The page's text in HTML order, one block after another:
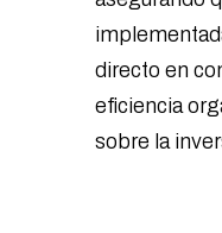
directo en
eficiencia
sobre la